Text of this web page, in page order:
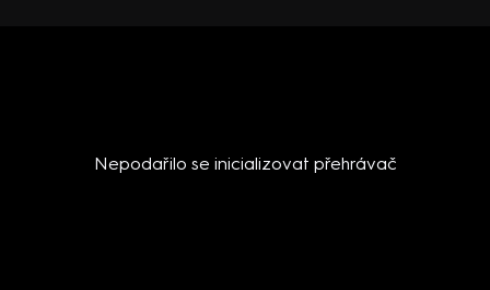
Nepodařilo se inicializovat přehrávač